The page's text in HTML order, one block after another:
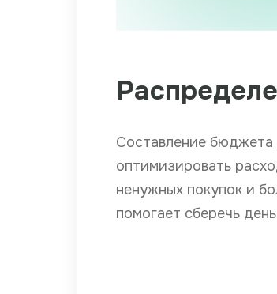
Составление бюджета
оптимизировать
ненужных покупок и
помогает сберечь